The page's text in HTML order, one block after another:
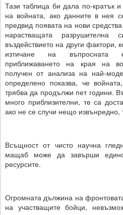
Тази таблица би дала по-кратък
на войната, ако данните в нея
предвид появата на нови
нарастващата
въздействието на други фактори,
изтичане на въпросната
приближаването на края на
получен от анализа на най-
определено показва, че
трябва да продължи пет години.
много приблизителни, те са
ако не се случи нещо
Всъщност от чисто научна
мащаб може да завърши
ресурсите.
Огромната дължина на
на участващите бойци,